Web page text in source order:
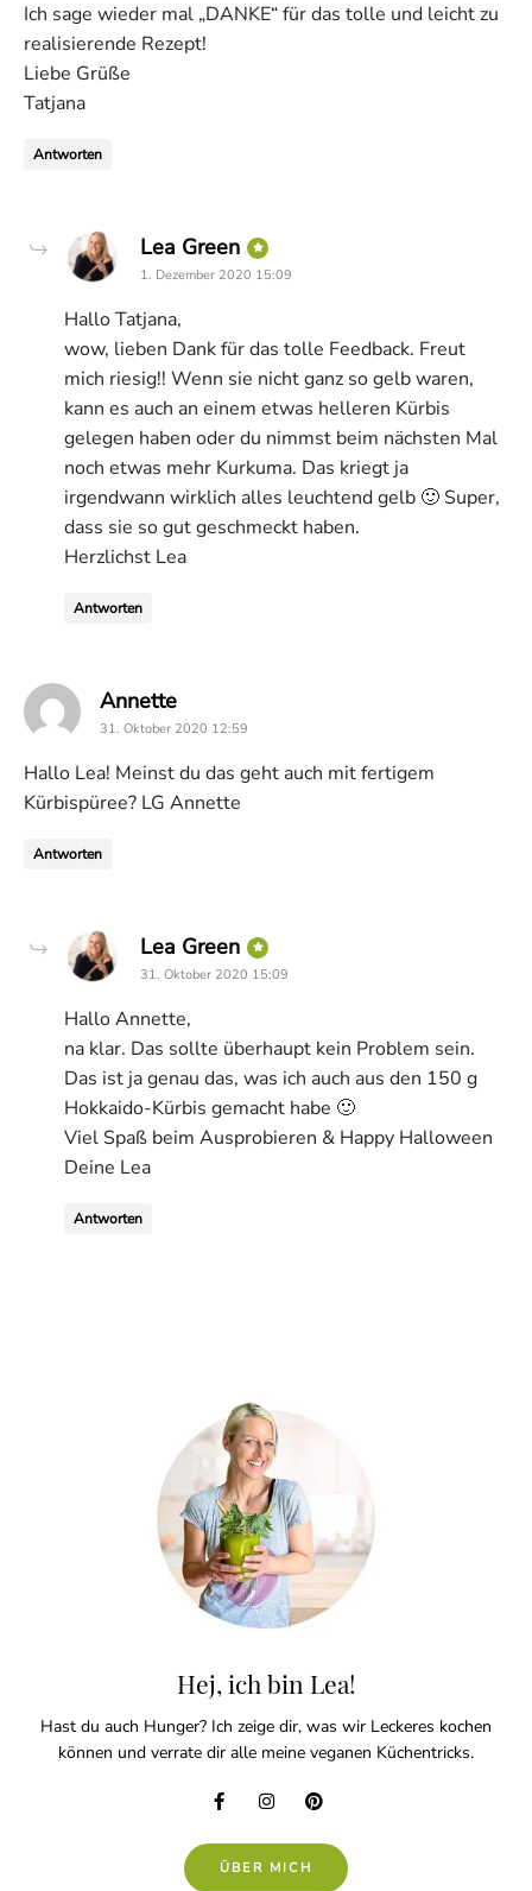
Ich sage wieder mal „DANKE“ für das tolle und leicht zu
realisierende Rezept!
Liebe Grüße
Tatjana
Antworten
Lea Green says:
1. Dezember 2020 15:09
Hallo Tatjana,
wow, lieben Dank für das tolle Feedback. Freut
mich riesig!! Wenn sie nicht ganz so gelb waren,
kann es auch an einem etwas helleren Kürbis
gelegen haben oder du nimmst beim nächsten Mal
noch etwas mehr Kurkuma. Das kriegt ja
irgendwann wirklich alles leuchtend gelb 🙂 Super,
dass sie so gut geschmeckt haben.
Herzlichst Lea
Antworten
Annettesays:
31. Oktober 2020 12:59
Hallo Lea! Meinst du das geht auch mit fertigem
Kürbispüree? LG Annette
Antworten
Lea Green says:
31. Oktober 2020 15:09
Hallo Annette,
na klar. Das sollte überhaupt kein Problem sein.
Das ist ja genau das, was ich auch aus den 150 g
Hokkaido-Kürbis gemacht habe 🙂
Viel Spaß beim Ausprobieren & Happy Halloween
Deine Lea
Antworten
Hej, ich bin Lea!
Hast du auch Hunger? Ich zeige dir, was wir Leckeres kochen
können und verrate dir alle meine veganen Küchentricks.
ÜBER MICH